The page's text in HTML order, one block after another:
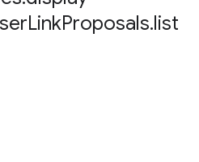
LinkProposals.list